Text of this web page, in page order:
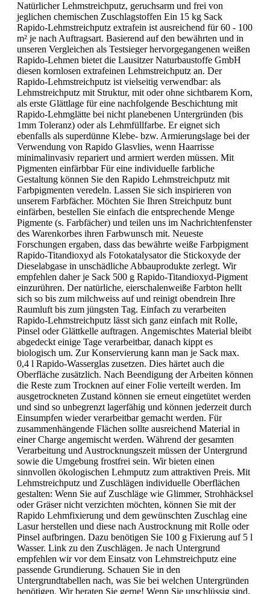
Natürlicher Lehmstreichputz, geruchsarm und frei von
jeglichen chemischen Zuschlagstoffen Ein 15 kg Sack
Rapido-Lehmstreichputz extrafein ist ausreichend für 60 - 100
m² je nach Auftragsart. Basierend auf den bewährten und in
unseren Vergleichen als Testsieger hervorgegangenen weißen
Rapido-Lehmen bietet die Lausitzer Naturbaustoffe GmbH
diesen kornlosen extrafeinen Lehmstreichputz an. Der
Rapido-Lehmstreichputz ist vielseitig verwendbar: als
Lehmstreichputz mit Struktur, mit oder ohne sichtbarem Korn,
als erste Glättlage für eine nachfolgende Beschichtung mit
Rapido-Lehmglätte bei nicht planebenen Untergründen (bis
1mm Toleranz) oder als Lehmfüllfarbe. Er eignet sich
ebenfalls als superdünne Klebe- bzw. Armierungslage bei der
Verwendung von Rapido Glasvlies, wenn Haarrisse
minimalinvasiv repariert und armiert werden müssen. Mit
Pigmenten einfärbbar Für eine individuelle farbliche
Gestaltung können Sie den Rapido Lehmstreichputz mit
Farbpigmenten veredeln. Lassen Sie sich inspirieren von
unserem Farbfächer. Möchten Sie Ihren Streichputz bunt
einfärben, bestellen Sie einfach die entsprechende Menge
Pigmente (s. Farbfächer) und teilen uns im Nachrichtenfenster
des Warenkorbes ihren Farbwunsch mit. Neueste
Forschungen ergaben, dass das bewährte weiße Farbpigment
Rapido-Titandioxyd als Fotokatalysator die Stickoxyde der
Dieselabgase in unschädliche Abbauprodukte zerlegt. Wir
empfehlen daher je Sack 500 g Rapido-Titandioxyd-Pigment
einzurühren. Der natürliche, eierschalenweiße Farbton hellt
sich so bis zum milchweiss auf und reinigt obendrein Ihre
Raumluft bis zum jüngsten Tag. Einfach zu verarbeiten
Rapido-Lehmstreichputz lässt sich ganz einfach mit Rolle,
Pinsel oder Glättkelle auftragen. Angemischtes Material bleibt
abgedeckt einige Tage verarbeitbar, danach kippt es
biologisch um. Zur Konservierung kann man je Sack max.
0,4 l Rapido-Wasserglas zusetzen. Dies härtet auch die
Oberfläche zusätzlich. Nach Beendigung der Arbeiten können
die Reste zum Trocknen auf einer Folie verteilt werden. Im
ausgetrockneten Zustand können sie erneut eingetütet werden
und sind so unbegrenzt lagerfähig und können jederzeit durch
Einsumpfen wieder verarbeitbar gemacht werden. Für
zusammenhängende Flächen sollte ausreichend Material in
einer Charge angemischt werden. Während der gesamten
Verarbeitung und Austrocknungszeit müssen der Untergrund
sowie die Umgebung frostfrei sein. Wir bieten einen
sinnvollen ökologischen Lehmputz zum attraktiven Preis. Mit
Lehmstreichputz und Zuschlägen individuelle Oberflächen
gestalten: Wenn Sie auf Zuschläge wie Glimmer, Strohhäcksel
oder Gräser nicht verzichten möchten, können Sie mit der
Rapido Lehmfixierung und dem gewünschten Zuschlag eine
Lasur herstellen und diese nach Austrocknung mit Rolle oder
Pinsel aufbringen. Dazu benötigen Sie 100 g Fixierung auf 5 l
Wasser. Link zu den Zuschlägen. Je nach Untergrund
empfehlen wir vor dem Einsatz von Lehmstreichputz eine
passende Grundierung. Schauen Sie in den
Untergrundtabellen nach, was Sie bei welchen Untergründen
benötigen. Wir beraten Sie gerne! Wenn Sie unschlüssig sind,